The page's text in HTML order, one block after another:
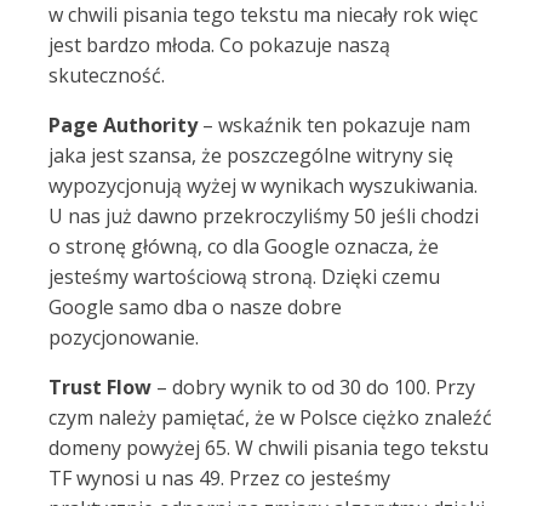
w chwili pisania tego tekstu ma niecały rok więc
jest bardzo młoda. Co pokazuje naszą
skuteczność.
Page Authority– wskaźnik ten pokazuje nam
jaka jest szansa, że poszczególne witryny się
wypozycjonują wyżej w wynikach wyszukiwania.
U nas już dawno przekroczyliśmy 50 jeśli chodzi
o stronę główną, co dla Google oznacza, że
jesteśmy wartościową stroną. Dzięki czemu
Google samo dba o nasze dobre
pozycjonowanie.
Trust Flow – dobry wynik to od 30 do 100. Przy
czym należy pamiętać, że w Polsce ciężko znaleźć
domeny powyżej 65. W chwili pisania tego tekstu
TF wynosi u nas 49. Przez co jesteśmy